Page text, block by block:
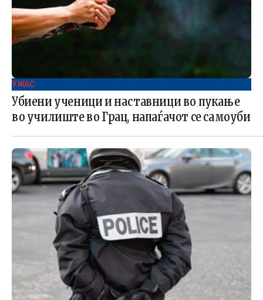
УЖАС
Убиени ученици и наставници во пукање
во училиште во Грац, напаѓачот се самоуби